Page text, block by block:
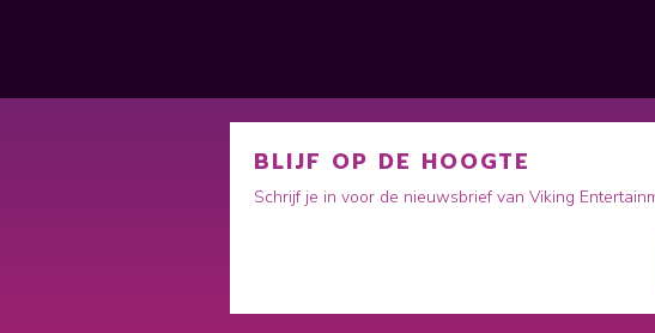
BLIJF OP DE HOOGTE
Schrijf je in voor de nieuwsbrief van Viking